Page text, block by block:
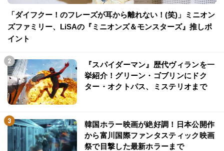
「ダイフクー！のフレーズが耳から離れない！(笑)」ミニオン
ズファミリー、LiSAの『ミニオンズ＆モンスターズ』推しポ
イント
『スパイダーマン』歴代ヴィランを一
挙紹介！グリーン・ゴブリンにドク
ター・オクトパス、ミステリオまで
韓国ホラー映画が絶好調！日本公開作
から富川国際ファンタスティック映画
祭で目撃した最新ホラーまで